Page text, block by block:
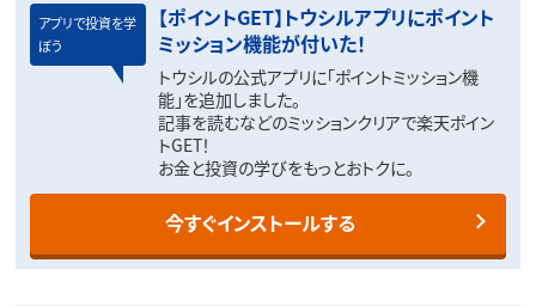
アプリで投資を学
ぼう
【ポイントGET】トウシルアプリにポイント
ミッション機能が付いた！
トウシルの公式アプリに「ポイントミッション機
能」を追加しました。
記事を読むなどのミッションクリアで楽天ポイン
トGET！
お金と投資の学びをもっとおトクに。
今すぐインストールする